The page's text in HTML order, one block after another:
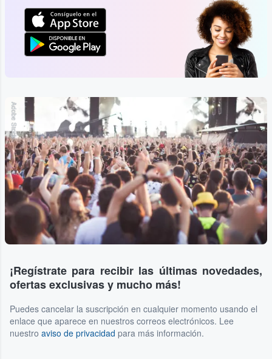
Adobe Stock
¡Regístrate para recibir las últimas novedades,
ofertas exclusivas y mucho más!
Puedes cancelar la suscripción en cualquier momento usando el
enlace que aparece en nuestros correos electrónicos. Lee
nuestro aviso de privacidad para más información.